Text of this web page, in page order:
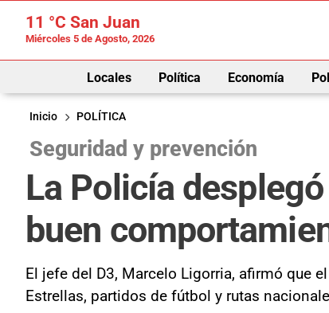
11 °C San Juan
Miércoles 5 de Agosto, 2026
Locales Política Economía
Inicio
POLÍTICA
Seguridad y prevención
La Policía
buen
El jefe del D3, Marcelo Ligorria, afirmó que
Estrellas, partidos de fútbol y rutas